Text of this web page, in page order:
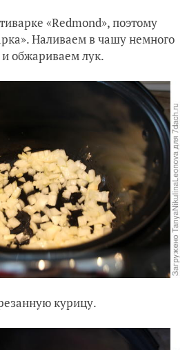
«Redmond», поэтому
Наливаем в чашу немного
и обжариваем лук.
курицу.